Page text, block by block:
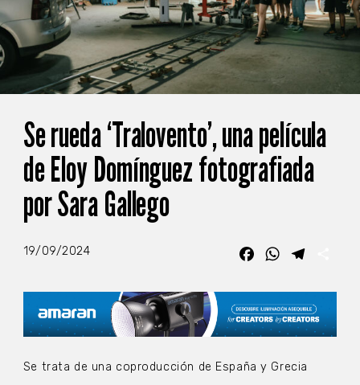
Se rueda ‘Tralovento’, una película
de Eloy Domínguez fotografiada
por Sara Gallego
19/09/2024 FacebookWhatsApp
Se trata de una coproducción de España y Grecia